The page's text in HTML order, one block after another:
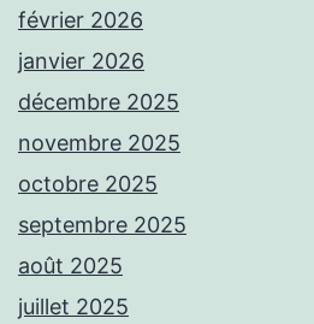
février 2026
janvier 2026
décembre 2025
novembre 2025
octobre 2025
septembre 2025
août 2025
juillet 2025